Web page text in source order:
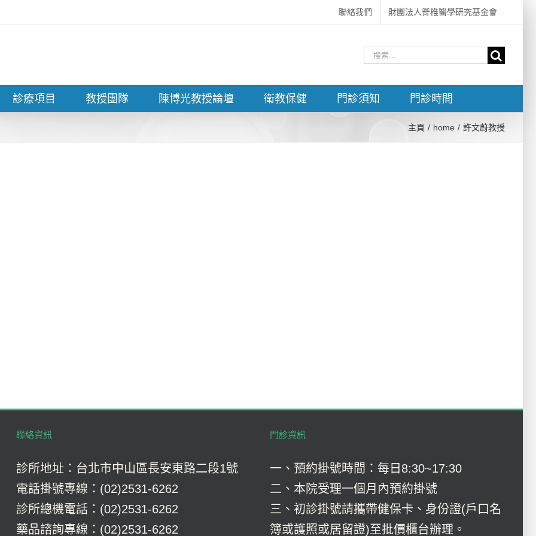
聯絡我們 財團法人脊椎醫學研究基金會
搜
結
果：
診療項目 教授團隊 陳博光教授論壇 衛教保健 門診須知 門診時間
主頁 home 許文蔚教授
聯絡資訊
診所地址：台北市中山區長安東路二段1號
電話掛號專線：(02)2531-6262
診所總機電話：(02)2531-6262
藥品諮詢專線：(02)2531-6262
門診資訊
一、預約掛號時間：每日8:30~17:30
二、本院受理一個月內預約掛號
三、初診掛號請攜帶健保卡、身份證(戶口名
簿或護照或居留證)至批價櫃台辦理。